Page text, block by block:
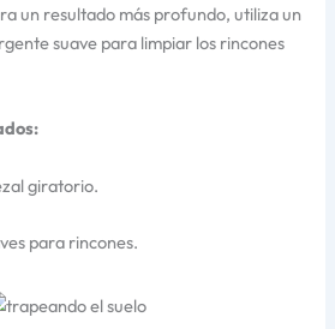
un resultado más profundo, utiliza un
suave para limpiar los rincones
giratorio.
para rincones.